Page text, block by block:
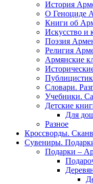
История
О Геноциде
Книги об
Иcкусство и
Поэзия
Религия
Армянские
Словари.
Учебники.
Детские
Для
Разное
Кроссворды.
Сувениры.
Подарки –